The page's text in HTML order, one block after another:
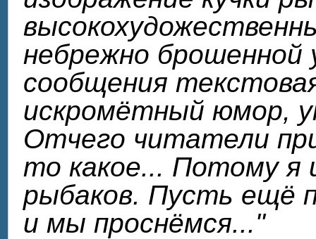
небрежно брошенной
сообщения
искромётный юмор,
Отчего читатели
то какое... Потому я
рыбаков. Пусть ещё
и мы проснёмся..."